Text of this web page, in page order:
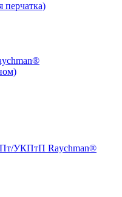
перчатка)
УКПтП Raychman®